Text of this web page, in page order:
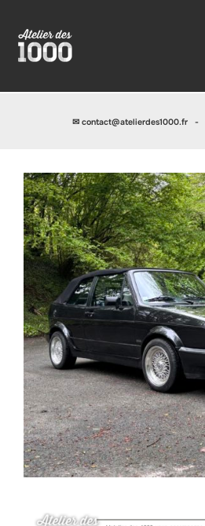
✉ contact@atelierdes1000.fr-